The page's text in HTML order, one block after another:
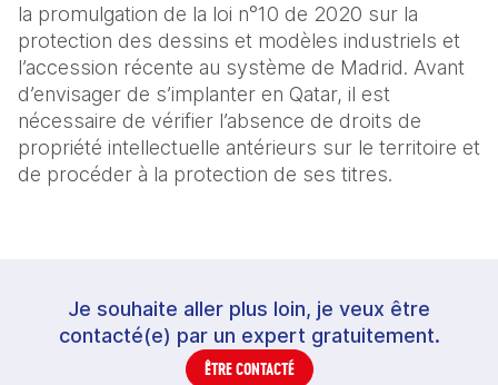
la promulgation de la loi n°10 de 2020 sur la
protection des dessins et modèles industriels et
l’accession récente au système de Madrid. Avant
d’envisager de s’implanter en Qatar, il est
nécessaire de vérifier l’absence de droits de
propriété intellectuelle antérieurs sur le territoire et
de procéder à la protection de ses titres.
Je souhaite aller plus loin, je veux être
contacté(e) par un expert gratuitement.
ÊTRE CONTACTÉ